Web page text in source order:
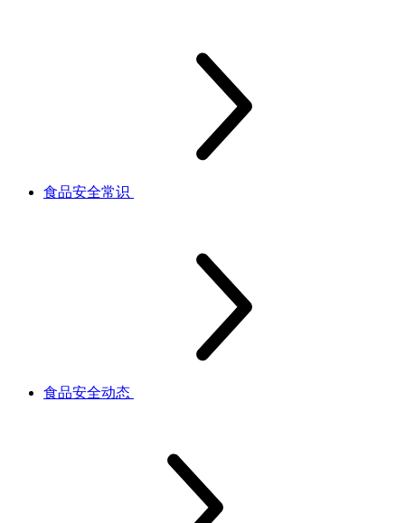
食品安全常识
食品安全动态